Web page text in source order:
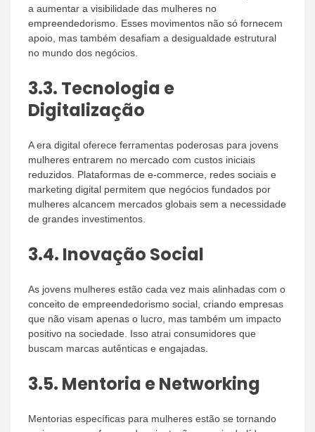
a aumentar a visibilidade das mulheres no
empreendedorismo. Esses movimentos não só fornecem
apoio, mas também desafiam a desigualdade estrutural
no mundo dos negócios.
3.3. Tecnologia e
Digitalização
A era digital oferece ferramentas poderosas para jovens
mulheres entrarem no mercado com custos iniciais
reduzidos. Plataformas de e-commerce, redes sociais e
marketing digital permitem que negócios fundados por
mulheres alcancem mercados globais sem a necessidade
de grandes investimentos.
3.4. Inovação Social
As jovens mulheres estão cada vez mais alinhadas com o
conceito de empreendedorismo social, criando empresas
que não visam apenas o lucro, mas também um impacto
positivo na sociedade. Isso atrai consumidores que
buscam marcas autênticas e engajadas.
3.5. Mentoria e Networking
Mentorias específicas para mulheres estão se tornando